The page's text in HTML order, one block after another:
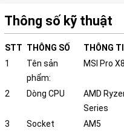
Thông số kỹ thuật
STT THÔNG SỐ
THÔNG
1
Tên sản
phẩm:
MSI Pro
2 Dòng CPU
AMD
Series
3
Socket
AM5